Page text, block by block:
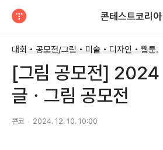
콘테스트코리아
대회 • 공모전/그림 • 미술 • 디자인 • 웹툰.
[그림 공모전] 2024
글ㆍ그림 공모전
콘코 2024. 12. 10. 10:00